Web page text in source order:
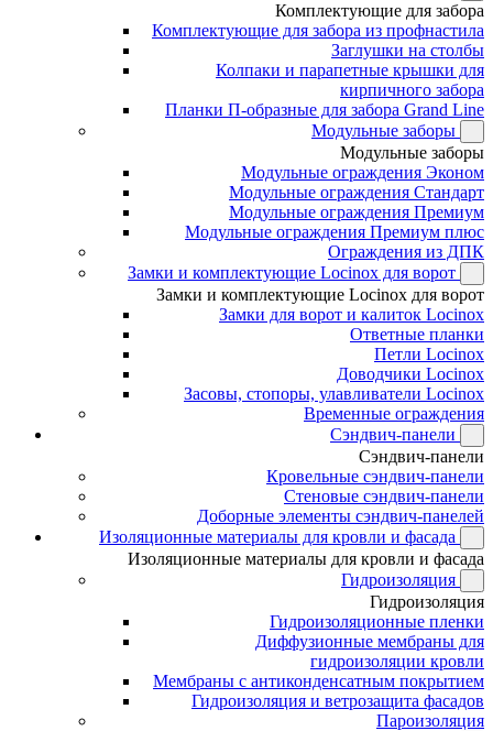
Комплектующие для забора
Комплектующие для забора из профнастила
Заглушки на столбы
Колпаки и парапетные крышки для
кирпичного забора
Планки П-образные для забора Grand Line
Модульные заборы
Модульные заборы
Модульные ограждения Эконом
Модульные ограждения Стандарт
Модульные ограждения Премиум
Модульные ограждения Премиум плюс
Ограждения из ДПК
Замки и комплектующие Locinox для ворот
Замки и комплектующие Locinox для ворот
Замки для ворот и калиток Locinox
Ответные планки
Петли Locinox
Доводчики Locinox
Засовы, стопоры, улавливатели Locinox
Временные ограждения
Сэндвич-панели
Сэндвич-панели
Кровельные сэндвич-панели
Стеновые сэндвич-панели
Доборные элементы сэндвич-панелей
Изоляционные материалы для кровли и фасада
Изоляционные материалы для кровли и фасада
Гидроизоляция
Гидроизоляция
Гидроизоляционные пленки
Диффузионные мембраны для
гидроизоляции кровли
Мембраны с антиконденсатным покрытием
Гидроизоляция и ветрозащита фасадов
Пароизоляция